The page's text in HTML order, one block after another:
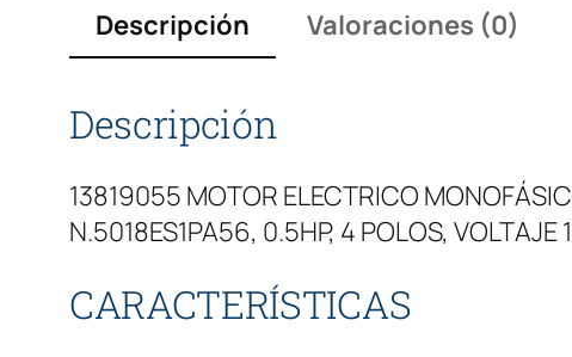
Descripción
Valoraciones (0)
Descripción
13819055 MOTOR ELECTRICO
N.5018ES1PA56, 0.5HP, 4 POLOS,
CARACTERÍSTICAS